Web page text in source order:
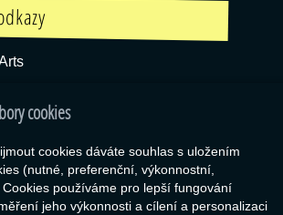
cookies
cookies dáváte souhlas s uložením
(nutné, preferenční, výkonnostní,
používáme pro lepší fungování
jeho výkonnosti a cílení a personalizaci